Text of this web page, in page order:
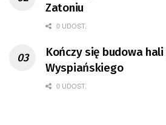
Zatoniu
0 UDOST.
Kończy się budowa
Wyspiańskiego
0 UDOST.